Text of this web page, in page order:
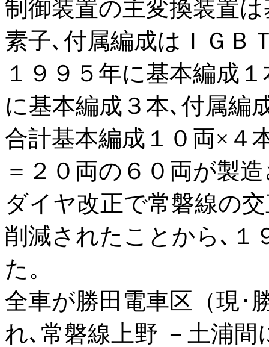
制御装置の主変換装置
素子､付属編成はＩＧＢ
１９９５年に基本編成
に基本編成３本､付属編
合計基本編成１０両×４
＝２０両の６０両が製
ダイヤ改正で常磐線の
削減されたことから､１
た。
全車が勝田電車区（現･
れ､常磐線上野 －土浦間